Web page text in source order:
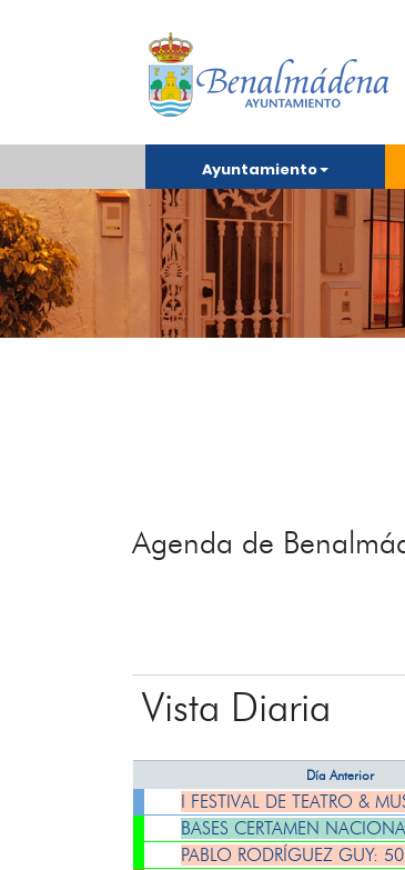
Ayuntamiento
Agenda de
Vista Diaria
Día Anterior
I FESTIVAL DE TEATRO &
BASES CERTAMEN
PABLO RODRÍGUEZ GUY: